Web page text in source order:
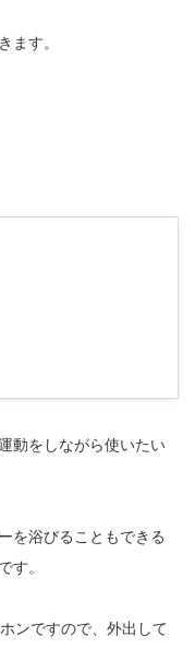
ます。
動をしながら使いたい
を浴びることもできる
す。
ンですので、外出して